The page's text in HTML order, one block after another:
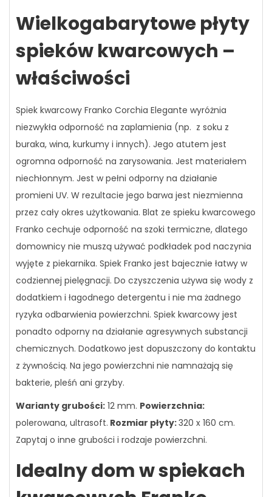
Wielkogabarytowe płyty
spieków kwarcowych –
właściwości
Spiek kwarcowy Franko Corchia Elegante wyróżnia
niezwykła odporność na zaplamienia (np. z soku z
buraka, wina, kurkumy i innych). Jego atutem jest
ogromna odporność na zarysowania. Jest materiałem
niechłonnym. Jest w pełni odporny na działanie
promieni UV. W rezultacie jego barwa jest niezmienna
przez cały okres użytkowania. Blat ze spieku kwarcowego
Franko cechuje odporność na szoki termiczne, dlatego
domownicy nie muszą używać podkładek pod naczynia
wyjęte z piekarnika. Spiek Franko jest bajecznie łatwy w
codziennej pielęgnacji. Do czyszczenia używa się wody z
dodatkiem i łagodnego detergentu i nie ma żadnego
ryzyka odbarwienia powierzchni. Spiek kwarcowy jest
ponadto odporny na działanie agresywnych substancji
chemicznych. Dodatkowo jest dopuszczony do kontaktu
z żywnością. Na jego powierzchni nie namnażają się
bakterie, pleśń ani grzyby.
Warianty grubości: 12 mm. Powierzchnia:
polerowana, ultrasoft. Rozmiar płyty:320 x 160 cm.
Zapytaj o inne grubości i rodzaje powierzchni.
Idealny dom w spiekach